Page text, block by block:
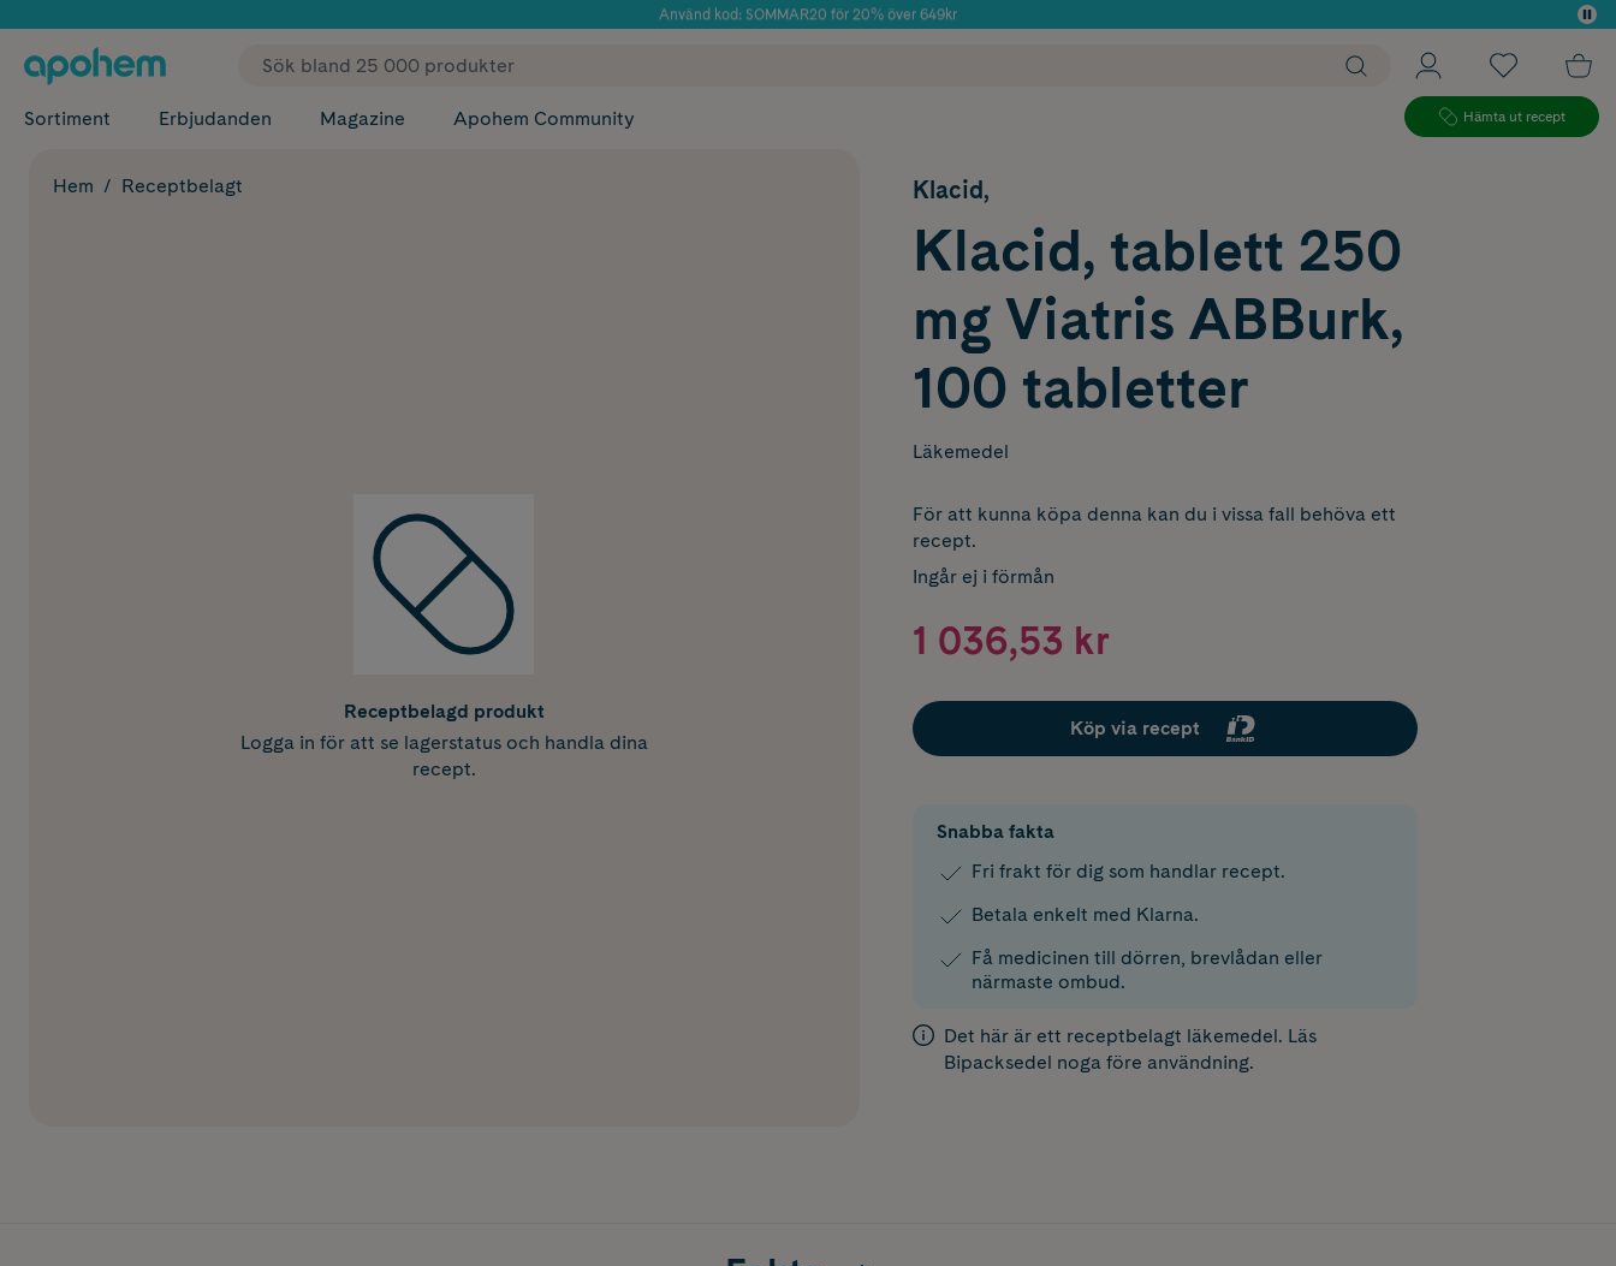
Använd kod: SOMMAR20 för 20% över 649kr
✓ Fri frakt
Sortiment Erbjudanden Magazine Apohem Community Hämta ut recept
Hem Receptbelagt
Receptbelagd produkt
Logga in för att se lagerstatus och handla dina
recept.
Klacid,
Klacid, tablett 250
mg Viatris ABBurk,
100 tabletter
Läkemedel
För att kunna köpa denna kan du i vissa fall behöva ett
recept.
Ingår ej i förmån
1 036,53 kr
Köp via recept
Snabba fakta
Fri frakt för dig som handlar recept.
Betala enkelt med Klarna.
Få medicinen till dörren, brevlådan eller
närmaste ombud.
Det här är ett receptbelagt läkemedel. Läs
Bipacksedel noga före användning.